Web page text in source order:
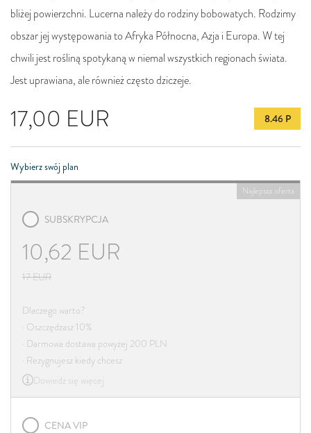
17,00 EUR 8.46 P
bliżej powierzchni. Lucerna należy do rodziny bobowatych. Rodzimy
obszar jej występowania to Afryka Północna, Azja i Europa. W tej
chwili jest rośliną spotykaną w niemal wszystkich regionach świata.
Jest uprawiana, ale również często dziczeje.
Wybierz swój plan
Najlepsza oferta
SUBSKRYPCJA
10,62 EUR
17EUR
Dlaczego warto?
· Oszczędzasz 10%
· Darmowa dostawa powyżej 200 PLN
· Rezygnujesz kiedy chcesz
Dowiedz się więcej
CENA VIP